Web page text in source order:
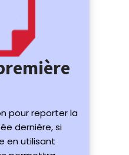
pour reporter la
dernière, si
en utilisant